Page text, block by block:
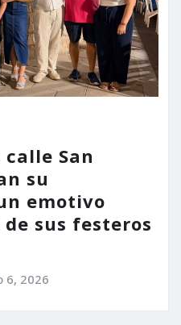
San
su
emotivo
sus festeros
6, 2026